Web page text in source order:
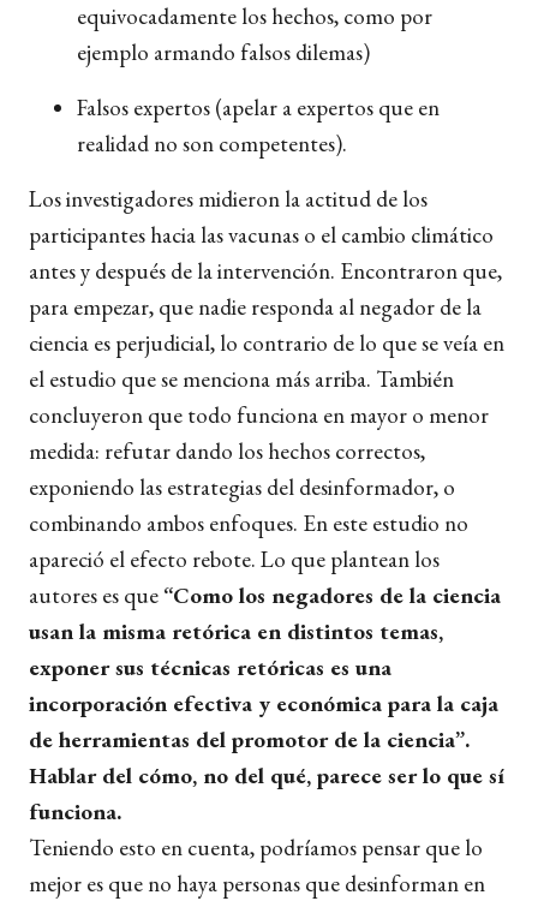
equivocadamente los hechos, como por
ejemplo armando falsos dilemas)
Falsos expertos (apelar a expertos que en
realidad no son competentes).
Los investigadores midieron la actitud de los
participantes hacia las vacunas o el cambio climático
antes y después de la intervención. Encontraron que,
para empezar, que nadie responda al negador de la
ciencia es perjudicial, lo contrario de lo que se veía en
el estudio que se menciona más arriba. También
concluyeron que todo funciona en mayor o menor
medida: refutar dando los hechos correctos,
exponiendo las estrategias del desinformador, o
combinando ambos enfoques. En este estudio no
apareció el efecto rebote. Lo que plantean los
autores es que “Como los negadores de la ciencia
usan la misma retórica en distintos temas,
exponer sus técnicas retóricas es una
incorporación efectiva y económica para la caja
de herramientas del promotor de la ciencia”.
Hablar del cómo, no del qué, parece ser lo que sí
funciona.
Teniendo esto en cuenta, podríamos pensar que lo
mejor es que no haya personas que desinforman en